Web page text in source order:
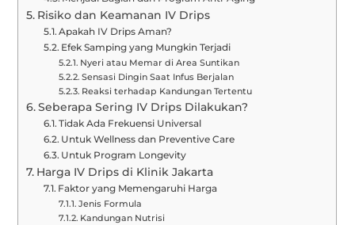
Risiko dan Keamanan IV Drips
Apakah IV Drips Aman?
Efek Samping yang Mungkin Terjadi
Nyeri atau Memar di Area Suntikan
Sensasi Dingin Saat Infus Berjalan
Reaksi terhadap Kandungan Tertentu
Seberapa Sering IV Drips Dilakukan?
Tidak Ada Frekuensi Universal
Untuk Wellness dan Preventive Care
Untuk Program Longevity
Harga IV Drips di Klinik Jakarta
Faktor yang Memengaruhi Harga
Jenis Formula
Kandungan Nutrisi